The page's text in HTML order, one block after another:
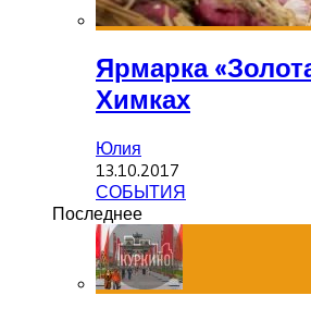
Ярмарка
Химках
Юлия
13.10.2017
СОБЫТИЯ
Последнее